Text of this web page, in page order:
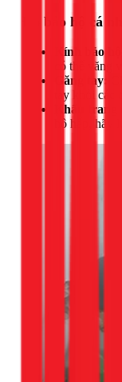
Đồ bảo hộ cá
Kính bảo
có thể văng
Găng tay:
tay khỏi các
Khẩu trang
hô hấp,